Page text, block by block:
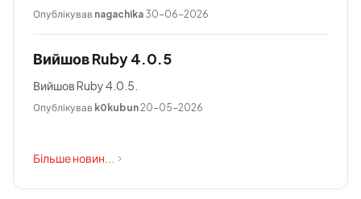
Опублікував nagachika 30-06-2026
Вийшов Ruby 4.0.5
Вийшов Ruby 4.0.5.
Опублікував k0kubun20-05-2026
Більше новин...